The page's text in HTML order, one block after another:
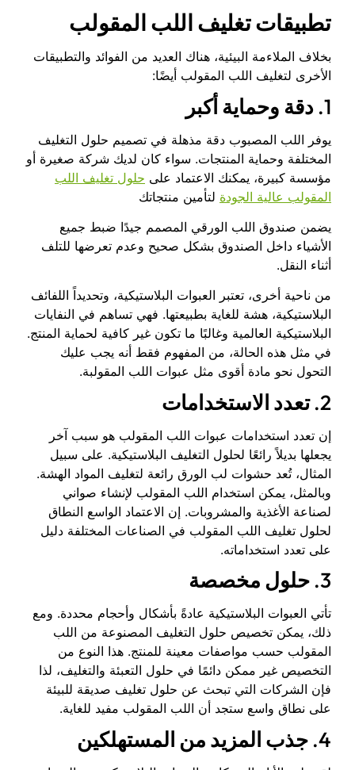
تطبيقات تغليف اللب المقولب
بخلاف الملاءمة البيئية، هناك العديد من الفوائد والتطبيقات
الأخرى لتغليف اللب المقولب أيضًا:
1. دقة وحماية أكبر
يوفر اللب المصبوب دقة مذهلة في تصميم حلول التغليف
المختلفة وحماية المنتجات. سواء كان لديك شركة صغيرة أو
مؤسسة كبيرة، يمكنك الاعتماد على حلول تغليف اللب
المقولب عالية الجودة لتأمين منتجاتك
يضمن صندوق اللب الورقي المصمم جيدًا ضبط جميع
الأشياء داخل الصندوق بشكل صحيح وعدم تعرضها للتلف
أثناء النقل.
من ناحية أخرى، تعتبر العبوات البلاستيكية، وتحديداً اللفائف
البلاستيكية، هشة للغاية بطبيعتها. فهي تساهم في النفايات
البلاستيكية العالمية وغالبًا ما تكون غير كافية لحماية المنتج.
في مثل هذه الحالة، من المفهوم فقط أنه يجب عليك
التحول نحو مادة أقوى مثل عبوات اللب المقولبة.
2. تعدد الاستخدامات
إن تعدد استخدامات عبوات اللب المقولب هو سبب آخر
يجعلها بديلاً رائعًا لحلول التغليف البلاستيكية. على سبيل
المثال، تُعد حشوات لب الورق رائعة لتغليف المواد الهشة.
وبالمثل، يمكن استخدام اللب المقولب لإنشاء صواني
لصناعة الأغذية والمشروبات. إن الاعتماد الواسع النطاق
لحلول تغليف اللب المقولب في الصناعات المختلفة دليل
على تعدد استخداماته.
3. حلول مخصصة
تأتي العبوات البلاستيكية عادةً بأشكال وأحجام محددة. ومع
ذلك، يمكن تخصيص حلول التغليف المصنوعة من اللب
المقولب حسب مواصفات معينة للمنتج. هذا النوع من
التخصيص غير ممكن دائمًا في حلول التعبئة والتغليف، لذا
فإن الشركات التي تبحث عن حلول تغليف صديقة للبيئة
على نطاق واسع ستجد أن اللب المقولب مفيد للغاية.
4. جذب المزيد من المستهلكين